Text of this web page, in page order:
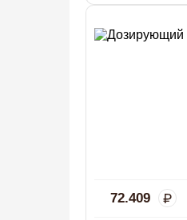
72.409